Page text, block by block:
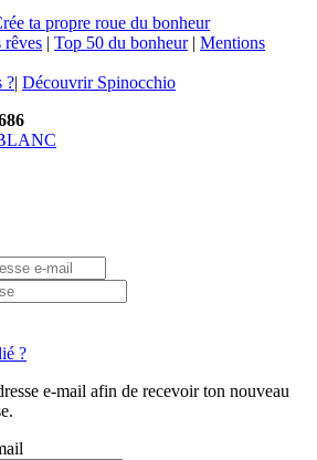
ta propre roue du bonheur
rêves | Top 50 du bonheur| Mentions
?| Découvrir Spinocchio
?
e-mail afin de recevoir ton nouveau